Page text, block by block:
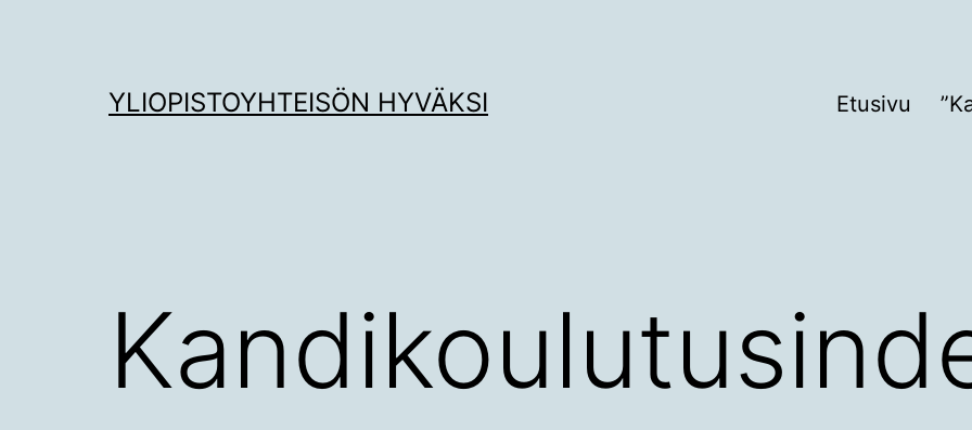
YLIOPISTOYHTEISÖN HYVÄKSI Etusivu